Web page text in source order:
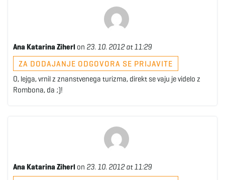
Ana Katarina Ziherl on 23. 10. 2012 at 11:29
ZA DODAJANJE ODGOVORA SE PRIJAVITE
O, lejga, vrnil z znanstvenega turizma, direkt se vaju je videlo z
Rombona, da ;)!
Ana Katarina Ziherl on 23. 10. 2012 at 11:29